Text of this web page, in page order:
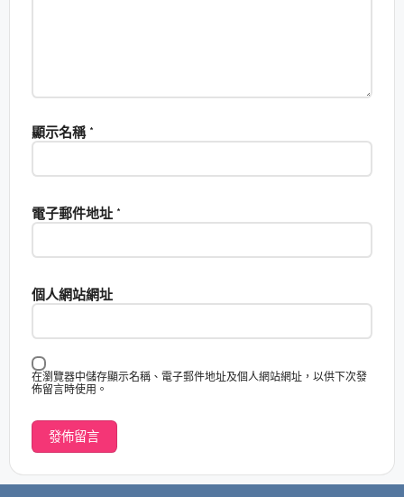
顯示名稱 *
電子郵件地址 *
個人網站網址
在瀏覽器中儲存顯示名稱、電子郵件地址及個人網站網址，以供下次發
佈留言時使用。